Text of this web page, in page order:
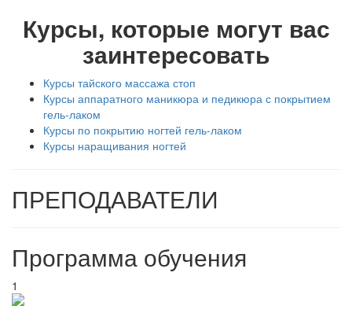
Курсы, которые могут вас
заинтересовать
Курсы тайского массажа стоп
Курсы аппаратного маникюра и педикюра с покрытием
гель-лаком
Курсы по покрытию ногтей гель-лаком
Курсы наращивания ногтей
ПРЕПОДАВАТЕЛИ
Программа обучения
1